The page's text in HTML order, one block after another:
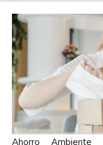
Ahorro Ambiente